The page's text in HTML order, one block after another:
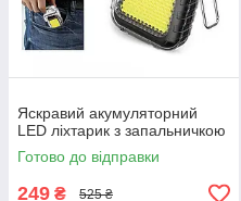
Яскравий акумуляторний
LED ліхтарик з запальничкою
Готово до відправки
249 ₴ 525 ₴